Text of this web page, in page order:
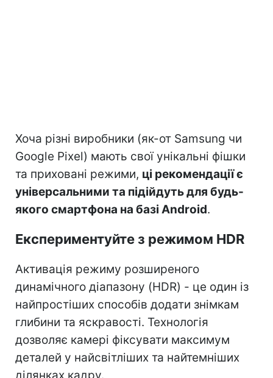
Хоча різні виробники (як-от Samsung чи
Google Pixel) мають свої унікальні фішки
та приховані режими, ці рекомендації є
універсальними та підійдуть для будь-
якого смартфона на базі Android.
Експериментуйте з режимом HDR
Активація режиму розширеного
динамічного діапазону (HDR) - це один із
найпростіших способів додати знімкам
глибини та яскравості. Технологія
дозволяє камері фіксувати максимум
деталей у найсвітліших та найтемніших
ділянках кадру.